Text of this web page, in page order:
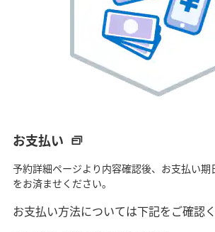
お支払い
予約詳細ページより内容確認後、お支払い期
をお済ませください。
お支払い方法については下記をご確認く